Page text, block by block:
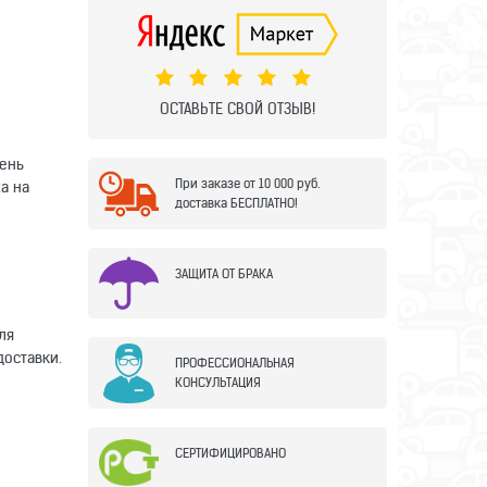
на
ОСТАВЬТЕ СВОЙ ОТЗЫВ!
При заказе от 10 000 руб.
доставка БЕСПЛАТНО!
ЗАЩИТА ОТ БРАКА
ПРОФЕССИОНАЛЬНАЯ
КОНСУЛЬТАЦИЯ
СЕРТИФИЦИРОВАНО